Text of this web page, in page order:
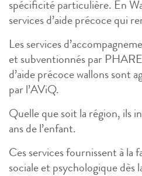
spécificité particulière. En
services d’aide précoce qui
Les services
et subventionnés par
d’aide précoce wallons sont
par l’AViQ.
Quelle que soit la région, ils
ans de l’enfant.
Ces services fournissent à la
sociale et psychologique dès